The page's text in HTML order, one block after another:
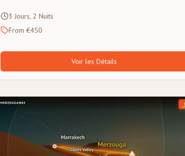
3 Jours, 2 Nuits
From €450
Voir les Détails